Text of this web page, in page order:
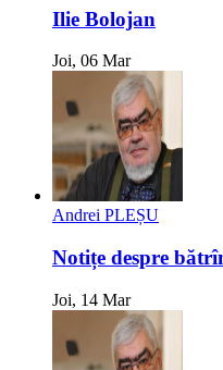
Ilie Bolojan
Joi, 06 Mar
Andrei PLEȘU
Notițe despre
Joi, 14 Mar